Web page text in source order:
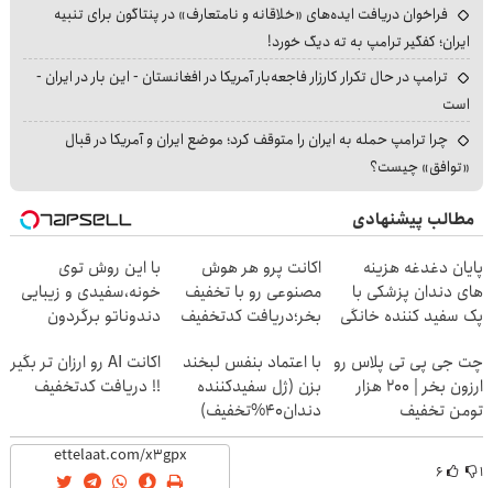
فراخوان دریافت ایده‌های «خلاقانه و نامتعارف» در پنتاگون برای تنبیه
ایران؛ کفگیر ترامپ به ته دیگ خورد!
ترامپ در حال تکرار کارزار فاجعه‌بار آمریکا در افغانستان - این بار در ایران -
است
چرا ترامپ حمله به ایران را متوقف کرد؛ موضع ایران و آمریکا در قبال
«توافق» چیست؟
مطالب پیشنهادی
پایان دغدغه هزینه
های دندان پزشکی با
پک سفید کننده خانگی
اکانت پرو هر هوش
مصنوعی رو با تخفیف
بخر؛دریافت کدتخفیف
با این روش توی
خونه،سفیدی و زیبایی
دندوناتو برگردون
چت جی پی تی پلاس رو
ارزون بخر | ۲۰۰ هزار
تومن تخفیف
با اعتماد بنفس لبخند
بزن (ژل سفیدکننده
دندان40%تخفیف)
اکانت AI رو ارزان تر بگیر
!! دریافت کدتخفیف
۱ ۶